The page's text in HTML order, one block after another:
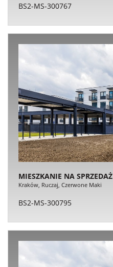
BS2-MS-300767
MIESZKANIE NA SPRZEDAŻ
Kraków, Ruczaj, Czerwone Maki
BS2-MS-300795